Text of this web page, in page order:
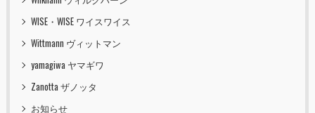
WISE・WISE ワイスワイス
Wittmann ヴィットマン
yamagiwa ヤマギワ
Zanotta ザノッタ
お知らせ